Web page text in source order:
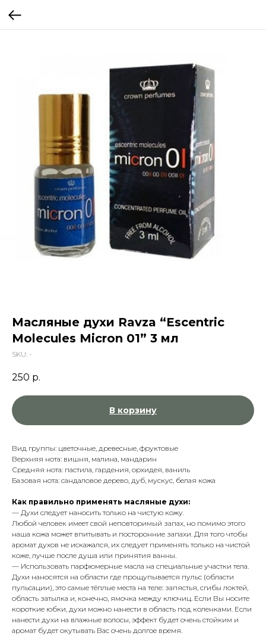
Масляные духи Ravza “Escentric
Molecules Micron 01” 3 мл
SKU: -
250 р.
В корзину
Вид группы: цветочные, древесные, фруктовые
Верхняя нота: вишня, малина, мандарин
Средняя нота: пастила, гардения, орхидея, ваниль
Базовая нота: сандаловое дерево, дуб, мускус, белая кожа
Как правильно применять масляные духи:
— Духи следует наносить только на чистую кожу.
Любой человек имеет свой неповторимый запах, но помимо этого
наша кожа может впитывать и посторонние запахи. Для того чтобы
аромат духов не искажался, их следует применять только на чистой
коже, лучше после душа или принятия ванны.
— Использовать парфюмерные масла на специальные участки тела.
Духи наносятся на области где прощупывается пульс (области
пульсации), это самые тёплые места на теле: запястья, сгибы локтей,
область затылка и, конечно, ямочка между ключиц. Если Вы носите
короткие юбки, духи можно нанести в область под коленками. Если
нанести духи на влажные волосы, эффект будет очень стойким и
аромат будет окутывать Вас очень долгое время.